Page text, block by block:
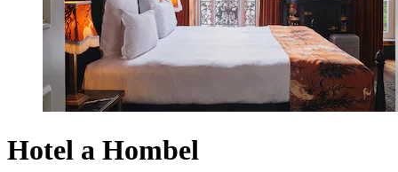
Hotel a Hombel